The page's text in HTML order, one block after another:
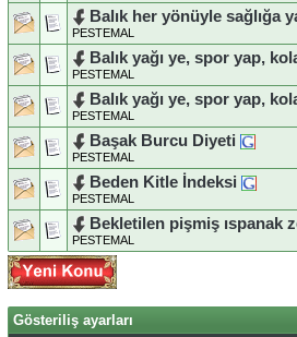
Balık her yönüyle sağlığa
PESTEMAL
Balık yağı ye, spor yap,
PESTEMAL
Balık yağı ye, spor yap,
PESTEMAL
Başak Burcu Diyeti
PESTEMAL
Beden Kitle İndeksi
PESTEMAL
Bekletilen pişmiş ıspanak
PESTEMAL
Gösteriliş ayarları